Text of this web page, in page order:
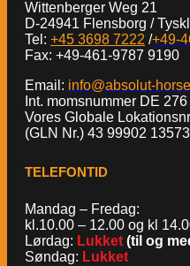
Wittenberger Weg 21
D-24941 Flensborg /
Tel: +45 3698 7222 /+49-
Fax: +49-461-9787 9190
Email: info@absolut-
Int. momsnummer DE
Vores Globale
(GLN Nr.) 43 99902
TELEFONTID
Mandag – Fredag:
kl.10.00 – 12.00 og kl
Lørdag: Lukket (til og
Søndag: Lukket